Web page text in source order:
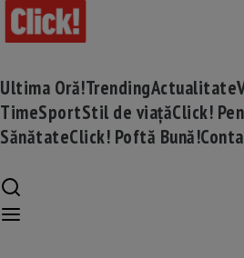
Ultima Oră!TrendingActualitate
TimeSportStil de viațăClick!
SănătateClick! Poftă Bună!